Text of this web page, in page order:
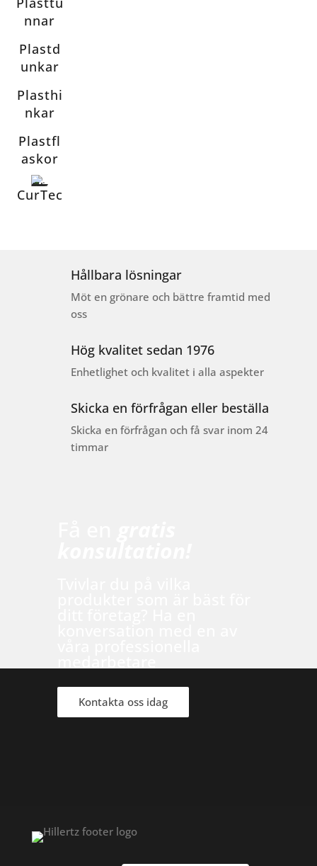
nnar
Plastd
unkar
Plasthi
nkar
Plastfl
askor
CurTec
Hållbara lösningar
Möt en grönare och bättre framtid med
oss
Hög kvalitet sedan 1976
Enhetlighet och kvalitet i alla aspekter
Skicka en förfrågan eller beställa
Skicka en förfrågan och få svar inom 24
timmar
Kontakta oss idag